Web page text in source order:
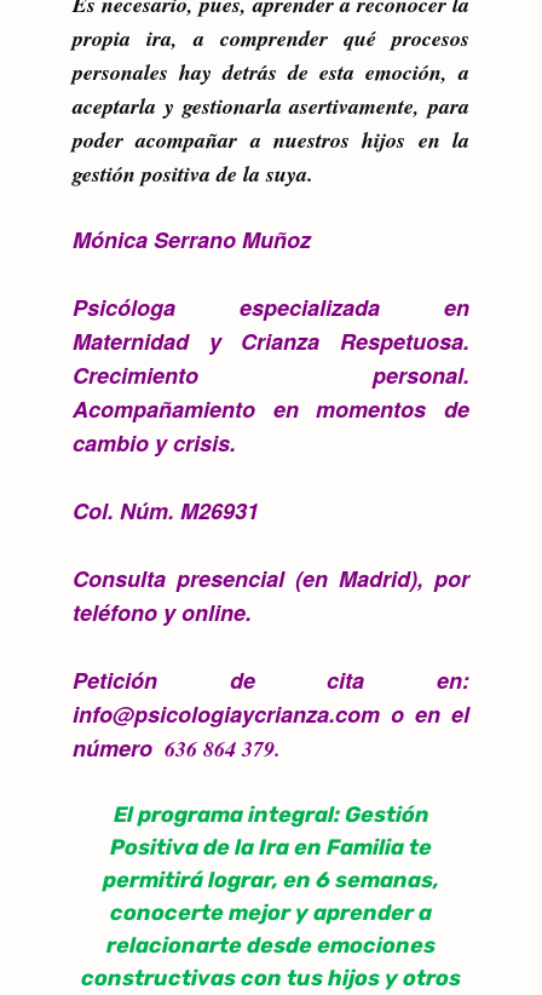
propia ira, a comprender qué procesos
personales hay detrás de esta emoción, a
aceptarla y gestionarla asertivamente, para
poder acompañar a nuestros hijos en la
gestión positiva de la suya.
Mónica Serrano Muñoz
Psicóloga especializada en
Maternidad y Crianza Respetuosa.
Crecimiento personal.
Acompañamiento en momentos de
cambio y crisis.
Col. Núm. M26931
Consulta presencial (en Madrid), por
teléfono y online.
Petición de cita en:
info@psicologiaycrianza.com o en el
número 636 864 379.
El programa integral: Gestión
Positiva de la Ira en Familia te
permitirá lograr, en 6 semanas,
conocerte mejor y aprender a
relacionarte desde emociones
constructivas con tus hijos y otros